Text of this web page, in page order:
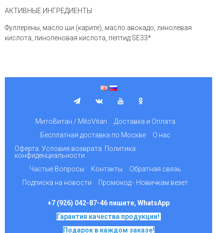
АКТИВНЫЕ ИНГРЕДИЕНТЫ
Фуллерены, масло ши (карите), масло авокадо, линолевая
кислота, линоленовая кислота, пептид SE33*
МитоВитан / MitoVitan
Доставка и Оплата
Бесплатная доставка по Москве
О нас
Оферта. Условия возврата. Политика
конфиденциальности.
Частые Вопросы
Контакты
Обратная связь
Подписка на новости
Промокод - Новичкам везет
+7 (926) 042-87-46 пишите, WhatsApp
Гарантия качества продукции!
Подарок в каждом заказе!